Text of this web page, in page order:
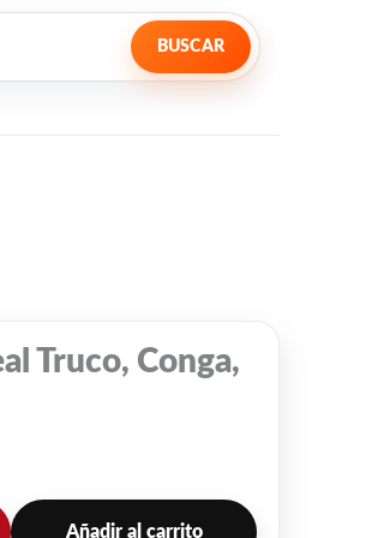
BUSCAR
Truco, Conga,
Añadir al carrito